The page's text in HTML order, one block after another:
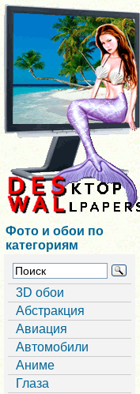
Фото и обои по
категориям
3D обои
Абстракция
Авиация
Автомобили
Аниме
Глаза